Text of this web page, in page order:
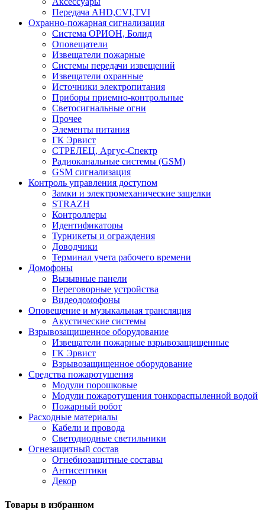
Передача AHD,CVI,TVI
Охранно-пожарная сигнализация
Система ОРИОН, Болид
Оповещатели
Извещатели пожарные
Системы передачи извещений
Извещатели охранные
Источники электропитания
Приборы приемно-контрольные
Светосигнальные огни
Прочее
Элементы питания
ГК Эрвист
СТРЕЛЕЦ, Аргус-Спектр
Радиоканальные системы (GSM)
GSM сигнализация
Контроль управления доступом
Замки и электромеханические защелки
STRAZH
Контроллеры
Идентификаторы
Турникеты и ограждения
Доводчики
Терминал учета рабочего времени
Домофоны
Вызывные панели
Переговорные устройства
Видеодомофоны
Оповещение и музыкальная трансляция
Акустические системы
Взрывозащищенное оборудование
Извещатели пожарные взрывозащищенные
ГК Эрвист
Взрывозащищенное оборудование
Средства пожаротушения
Модули порошковые
Модули пожаротушения тонкораспыленной водой
Пожарный робот
Расходные материалы
Кабели и провода
Светодиодные светильники
Огнезащитный состав
Огнебиозащитные составы
Антисептики
Декор
Товары в избранном